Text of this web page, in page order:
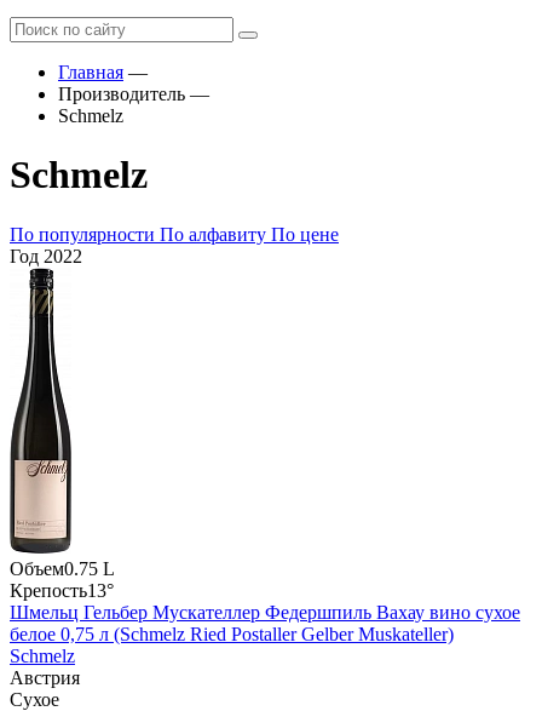
Главная —
Производитель —
Schmelz
Schmelz
По популярности По алфавиту По цене
Год 2022
Объем0.75 L
Крепость13°
Шмельц Гельбер Мускателлер Федершпиль Вахау вино сухое
белое 0,75 л (Schmelz Ried Postaller Gelber Muskateller)
Schmelz
Австрия
Сухое